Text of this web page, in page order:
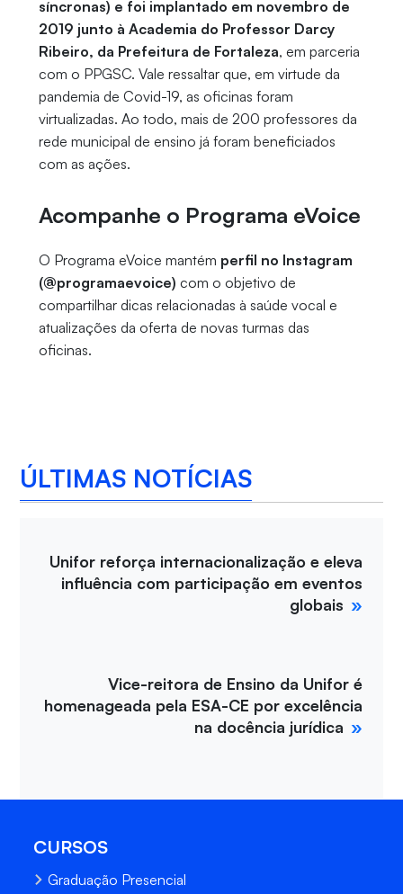
síncronas) e foi implantado em novembro de
2019 junto à Academia do Professor Darcy
Ribeiro, da Prefeitura de Fortaleza, em parceria
com o PPGSC. Vale ressaltar que, em virtude da
pandemia de Covid-19, as oficinas foram
virtualizadas. Ao todo, mais de 200 professores da
rede municipal de ensino já foram beneficiados
com as ações.
Acompanhe o Programa eVoice
O Programa eVoice mantém perfil no Instagram
(@programaevoice) com o objetivo de
compartilhar dicas relacionadas à saúde vocal e
atualizações da oferta de novas turmas das
oficinas.
ÚLTIMAS NOTÍCIAS
Unifor reforça internacionalização e eleva
influência com participação em eventos
globais
Vice-reitora de Ensino da Unifor é
homenageada pela ESA-CE por excelência
na docência jurídica
CURSOS
Graduação Presencial